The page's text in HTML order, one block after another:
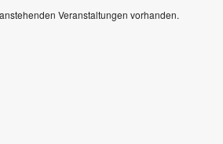
Veranstaltungen vorhanden.